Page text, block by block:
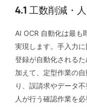
4.1 工数削減・
AI OCR 自動化は最も
実現します。手入力
登録が自動化されるた
加えて、定型作業の
り、誤請求やデータ
人が行う確認作業を